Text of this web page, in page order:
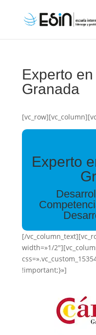
Experto
Granada
Experto
[/
width=»1/
!important;}»]